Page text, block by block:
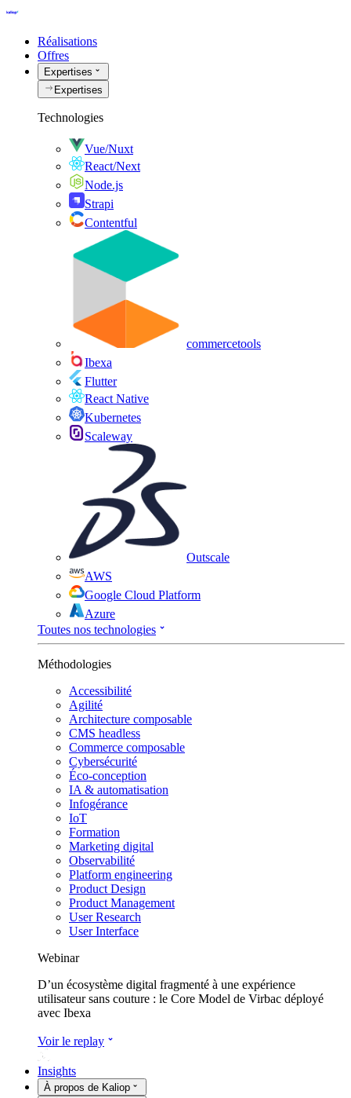
Réalisations
Offres
Expertises
Expertises
Technologies
Vue/Nuxt
React/Next
Node.js
Strapi
Contentful
commercetools
Ibexa
Flutter
React Native
Kubernetes
Scaleway
Outscale
AWS
Google Cloud Platform
Azure
Toutes nos technologies
Méthodologies
Accessibilité
Agilité
Architecture composable
CMS headless
Commerce composable
Cybersécurité
Éco-conception
IA & automatisation
Infogérance
IoT
Formation
Marketing digital
Observabilité
Platform engineering
Product Design
Product Management
User Research
User Interface
Webinar
D’un écosystème digital fragmenté à une expérience
utilisateur sans couture : le Core Model de Virbac déployé
avec Ibexa
Voir le replay
Insights
À propos de Kaliop